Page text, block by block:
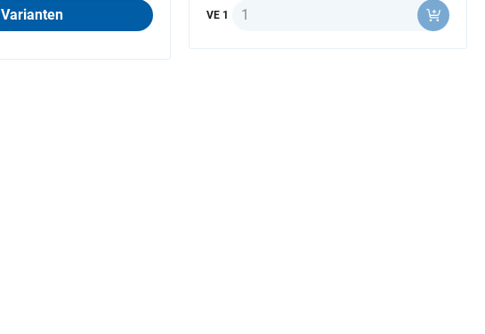
Varianten VE 1 Anzahl